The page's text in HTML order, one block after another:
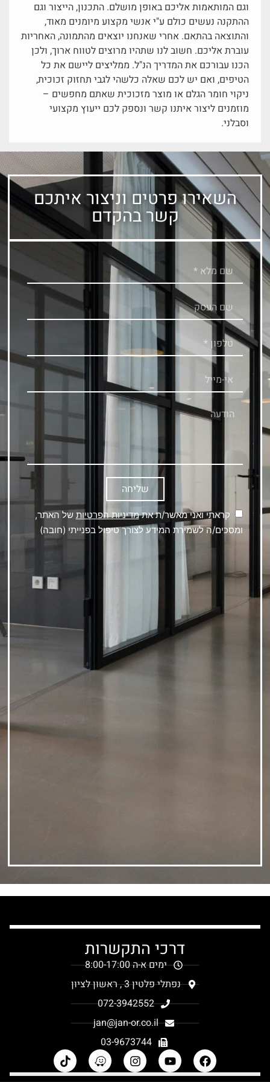
וגם המותאמות אליכם באופן מושלם. התכנון, הייצור וגם
ההתקנה נעשים כולם ע"י אנשי מקצוע מיומנים מאוד,
והתוצאה בהתאם. אחרי שאנחנו יוצאים מהתמונה, האחריות
עוברת אליכם. חשוב לנו שתהיו מרוצים לטווח ארוך, ולכן
הכנו עבורכם את המדריך הנ"ל. ממליצים ליישם את כל
הטיפים, ואם יש לכם שאלה כלשהי לגבי תחזוק זכוכית,
ניקוי חומר הגלם או מוצר מזכוכית שאתם מחפשים –
מוזמנים ליצור איתנו קשר ונספק לכם ייעוץ מקצועי
וסבלני.
השאירו פרטים וניצור איתכם
קשר בהקדם
שליחה
קראתי ואני מאשר/ת אתמדיניות הפרטיות של האתר,
ומסכים/ה לשמירת המידע לצורך טיפול בפנייתי (חובה)
דרכי התקשרות
ימים א-ה 8:00-17:00
נפתלי פלטין 3 , ראשון לציון
072-3942552
jan@jan-or.co.il
03-9673744